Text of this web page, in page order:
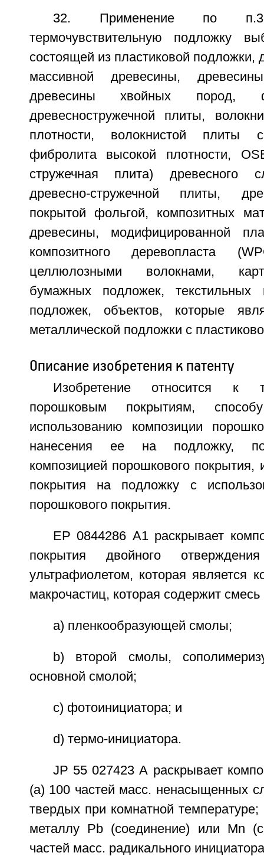
32. Применение по
термочувствительную подложку
состоящей из пластиковой подложки,
массивной древесины,
древесины хвойных пород,
древесностружечной плиты,
плотности, волокнистой плиты
фибролита высокой плотности,
стружечная плита) древесного
древесно-стружечной плиты,
покрытой фольгой, композитных
древесины, модифицированной
композитного деревопласта
целлюлозными волокнами,
бумажных подложек, текстильных
подложек, объектов, которые
металлической подложки с
Описание изобретения к патенту
Изобретение относится к
порошковым покрытиям,
использованию композиции
нанесения ее на подложку,
композицией порошкового покрытия,
покрытия на подложку с
порошкового покрытия.
ЕР 0844286 А1 раскрывает
покрытия двойного
ультрафиолетом, которая является
макрочастиц, которая содержит смесь
a) пленкообразующей смолы;
b) второй смолы,
основной смолой;
c) фотоинициатора; и
d) термо-инициатора.
JP 55 027423 А раскрывает
(а) 100 частей масс. ненасыщенных
твердых при комнатной
металлу Рb (соединение) или Мn
частей масс. радикального